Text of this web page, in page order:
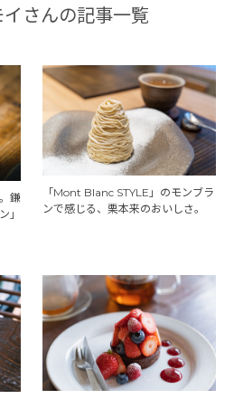
さんの記事一覧
鎌
」
「Mont Blanc STYLE」のモンブラ
ンで感じる、栗本来のおいしさ。